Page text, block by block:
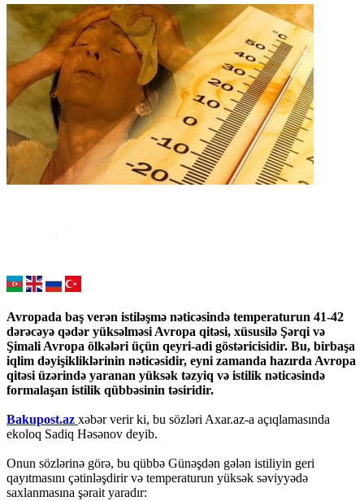
Avropada baş verən istiləşmə nəticəsində temperaturun 41-42
dərəcəyə qədər yüksəlməsi Avropa qitəsi, xüsusilə Şərqi və
Şimali Avropa ölkələri üçün qeyri-adi göstəricisidir. Bu, birbaşa
iqlim dəyişikliklərinin nəticəsidir, eyni zamanda hazırda Avropa
qitəsi üzərində yaranan yüksək təzyiq və istilik nəticəsində
formalaşan istilik qübbəsinin təsiridir.
Bakupost.az xəbər verir ki, bu sözləri Axar.az-a açıqlamasında
ekoloq Sadiq Həsənov deyib.
Onun sözlərinə görə, bu qübbə Günəşdən gələn istiliyin geri
qayıtmasını çətinləşdirir və temperaturun yüksək səviyyədə
saxlanmasına şərait yaradır: